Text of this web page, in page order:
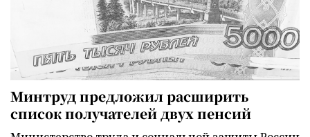
Минтруд предложил расширить
список получателей двух пенсий